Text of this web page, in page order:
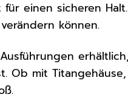
einen sicheren
können.
Ob mit